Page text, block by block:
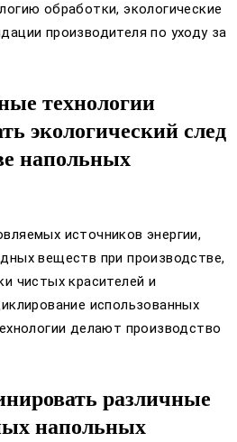
обработки, экологические
производителя по уходу за
технологии
экологический след
напольных
источников энергии,
веществ при производстве,
чистых красителей и
использованных
делают производство
различные
напольных